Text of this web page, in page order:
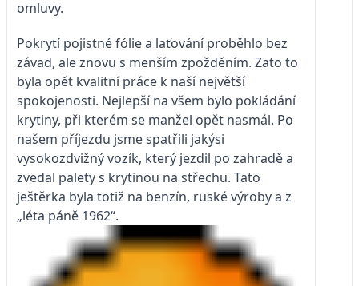
omluvy.
Pokrytí pojistné fólie a laťování proběhlo bez
závad, ale znovu s menším zpožděním. Zato to
byla opět kvalitní práce k naší největší
spokojenosti. Nejlepší na všem bylo pokládání
krytiny, při kterém se manžel opět nasmál. Po
našem příjezdu jsme spatřili jakýsi
vysokozdvižný vozík, který jezdil po zahradě a
zvedal palety s krytinou na střechu. Tato
ještěrka byla totiž na benzín, ruské výroby a z
„léta páně 1962“.